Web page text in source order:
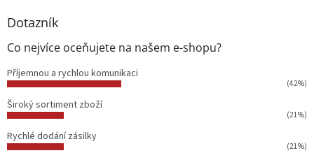
Dotazník
Co nejvíce oceňujete na našem e-shopu?
Příjemnou a rychlou komunikaci
(42%)
Široký sortiment zboží
(21%)
Rychlé dodání zásilky
(21%)